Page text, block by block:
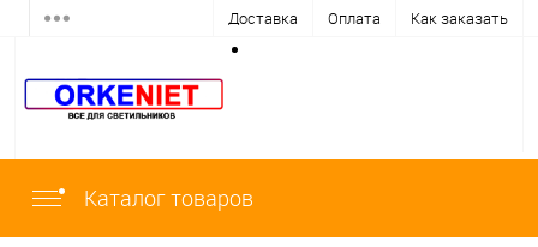
Доставка Оплата Как заказать
Каталог товаров